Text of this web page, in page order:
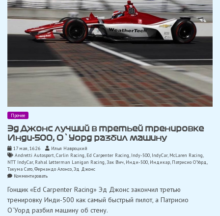
Прочее
Эд Джонс лучший в третьей тренировке
Инди-500, О`Уорд разбил машину
17 мая, 16:26
Илья Навроцкий
Andretti Autosport,Carlin Racing, Ed Carpenter Racing, Indy-500, IndyCar, McLaren Racing
NTT IndyCar, Rahal Letterman Lanigan Racing,Зак Вич, Инди-500, Индикар, Патрисио О'Уорд
Такума Сато,Фернандо Алонсо,Эд Джонс
Комментироватьon
Джонс
лучший
в
третьей
Гонщик «Ed Carpenter Racing» Эд Джонс закончил третью
тренировку Инди-500 как самый быстрый пилот, а Патрисио
О`Уорд разбил машину об стену.